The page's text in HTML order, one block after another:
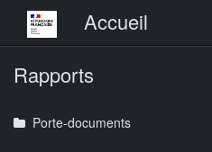
Menu principalAccueil
Rapports
Porte-documents